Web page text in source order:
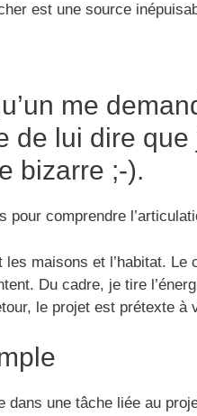
est une source
me
de lui dire
bizarre ;-).
pour comprendre
les maisons et l’habitat.
Du cadre, je tire
le projet est prétexte à
dans une tâche liée au